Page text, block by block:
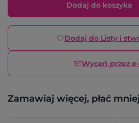
Dodaj do koszyka
Dodaj do Listy i
Wyceń przez
Zamawiaj więcej, płać mniej